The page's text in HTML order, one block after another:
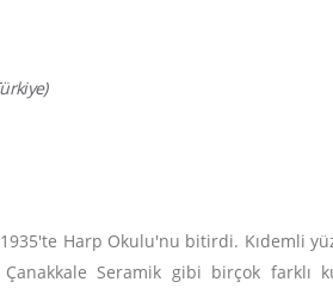
Harp Okulu'nu bitirdi. Kıdemli
Seramik gibi birçok farklı